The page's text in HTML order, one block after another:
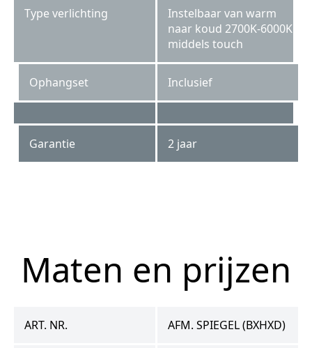
Type verlichting
Instelbaar van warm
naar koud 2700K-6000K
middels touch
Ophangset Inclusief
Garantie
2 jaar
Maten en prijzen
ART. NR. AFM. SPIEGEL (BXHXD)